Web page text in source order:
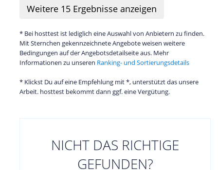
Weitere 15 Ergebnisse anzeigen
* Bei hosttest ist lediglich eine Auswahl von Anbietern zu finden.
Mit Sternchen gekennzeichnete Angebote weisen weitere
Bedingungen auf der Angebotsdetailseite aus. Mehr
Informationen zu unseren Ranking- und Sortierungsdetails
* Klickst Du auf eine Empfehlung mit *, unterstützt das unsere
Arbeit. hosttest bekommt dann ggf. eine Vergütung.
NICHT DAS RICHTIGE
GEFUNDEN?